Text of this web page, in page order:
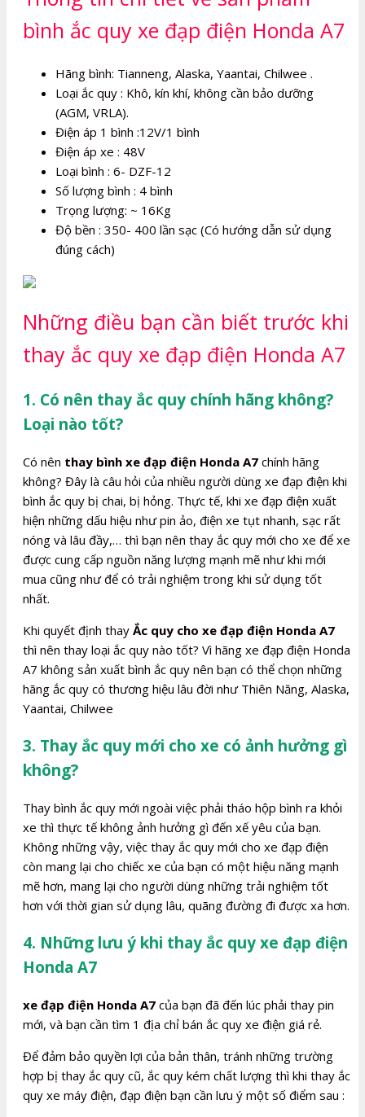
bình ắc quy xe đạp điện Honda A7
Hãng bình: Tianneng, Alaska, Yaantai, Chilwee .
Loại ắc quy : Khô, kín khí, không cần bảo dưỡng
(AGM, VRLA).
Điện áp 1 bình :12V/1 bình
Điện áp xe : 48V
Loại bình : 6- DZF-12
Số lượng bình : 4 bình
Trọng lượng: ~ 16Kg
Độ bền : 350- 400 lần sạc (Có hướng dẫn sử dụng
đúng cách)
Những điều bạn cần biết trước khi
thay ắc quy xe đạp điện Honda A7
1. Có nên thay ắc quy chính hãng không?
Loại nào tốt?
Có nên thay bình xe đạp điện Honda A7 chính hãng
không? Đây là câu hỏi của nhiều người dùng xe đạp điện khi
bình ắc quy bị chai, bị hỏng. Thực tế, khi xe đạp điện xuất
hiện những dấu hiệu như pin ảo, điện xe tụt nhanh, sạc rất
nóng và lâu đầy,… thì bạn nên thay ắc quy mới cho xe để xe
được cung cấp nguồn năng lượng mạnh mẽ như khi mới
mua cũng như để có trải nghiệm trong khi sử dụng tốt
nhất.
Khi quyết định thay Ắc quy cho xe đạp điện Honda A7
thì nên thay loại ắc quy nào tốt? Vì hãng xe đạp điện Honda
A7 không sản xuất bình ắc quy nên bạn có thể chọn những
hãng ắc quy có thương hiệu lâu đời như Thiên Năng, Alaska,
Yaantai, Chilwee
3. Thay ắc quy mới cho xe có ảnh hưởng gì
không?
Thay bình ắc quy mới ngoài việc phải tháo hộp bình ra khỏi
xe thì thực tế không ảnh hưởng gì đến xế yêu của bạn.
Không những vậy, việc thay ắc quy mới cho xe đạp điện
còn mang lại cho chiếc xe của bạn có một hiệu năng mạnh
mẽ hơn, mang lại cho người dùng những trải nghiệm tốt
hơn với thời gian sử dụng lâu, quãng đường đi được xa hơn.
4. Những lưu ý khi thay ắc quy xe đạp điện
Honda A7
xe đạp điện Honda A7 của bạn đã đến lúc phải thay pin
mới, và bạn cần tìm 1 địa chỉ bán ắc quy xe điện giá rẻ.
Để đảm bảo quyền lợi của bản thân, tránh những trường
hợp bị thay ắc quy cũ, ắc quy kém chất lượng thì khi thay ắc
quy xe máy điện, đạp điện bạn cần lưu ý một số điểm sau :